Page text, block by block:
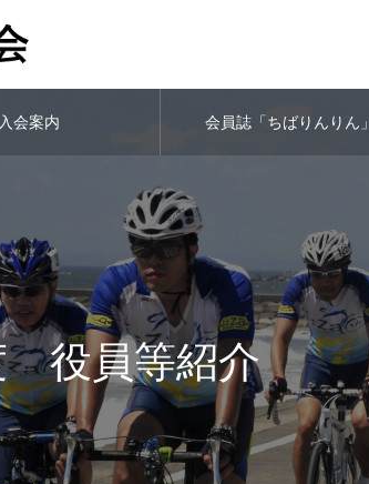
入会案内 会員誌「ちばりんりん」
役員等紹介